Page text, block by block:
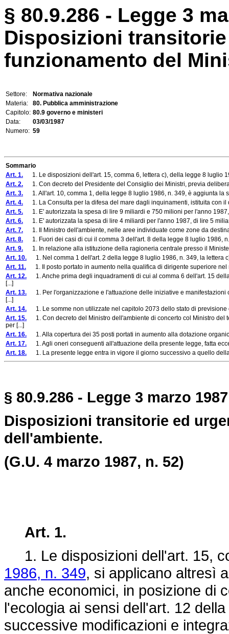
§ 80.9.286 - Legge 3
Disposizioni
funzionamento del
Settore:
Normativa nazionale
Materia:
80. Pubblica amministrazione
Capitolo: 80.9 governo e ministeri
Data:
03/03/1987
Numero: 59
Sommario
Art. 1. 1. Le disposizioni dell'art. 15, comma 6, lettera c), della legge 8 luglio
Art. 2. 1. Con decreto del Presidente del Consiglio dei Ministri, previa
Art. 3. 1. All'art. 10, comma 1, della legge 8 luglio 1986, n. 349, è aggiunta la
Art. 4. 1. La Consulta per la difesa del mare dagli inquinamenti, istituita con il
Art. 5. 1. E' autorizzata la spesa di lire 9 miliardi e 750 milioni per l'anno
Art. 6. 1. E' autorizzata la spesa di lire 4 miliardi per l'anno 1987, di lire 5
Art. 7. 1. Il Ministro dell'ambiente, nelle aree individuate come zone da
Art. 8. 1. Fuori dei casi di cui il comma 3 dell'art. 8 della legge 8 luglio 1986,
Art. 9. 1. In relazione alla istituzione della ragioneria centrale presso il
Art. 10. 1. Nel comma 1 dell'art. 2 della legge 8 luglio 1986, n. 349, la lettera
Art. 11. 1. Il posto portato in aumento nella qualifica di dirigente superiore
Art. 12. 1. Anche prima degli inquadramenti di cui al comma 6 dell'art. 15
[...]
Art. 13. 1. Per l'organizzazione e l'attuazione delle iniziative e manifestazioni
[...]
Art. 14. 1. Le somme non utilizzate nel capitolo 2073 dello stato di
Art. 15. 1. Con decreto del Ministro dell'ambiente di concerto col Ministro del
per [...]
Art. 16. 1. Alla copertura dei 35 posti portati in aumento alla dotazione
Art. 17. 1. Agli oneri conseguenti all'attuazione della presente legge, fatta
Art. 18. 1. La presente legge entra in vigore il giorno successivo a quello
§ 80.9.286 - Legge 3 marzo
Disposizioni transitorie ed
dell'ambiente.
(G.U. 4 marzo 1987, n. 52)
Art. 1.
1. Le disposizioni dell'art. 15,
1986, n. 349, si applicano altresì
anche economici, in posizione di
l'ecologia ai sensi dell'art. 12 della
successive modificazioni e